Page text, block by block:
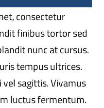
consectetur
finibus tortor sed
nunc at cursus.
tempus ultrices.
sagittis. Vivamus
luctus fermentum.